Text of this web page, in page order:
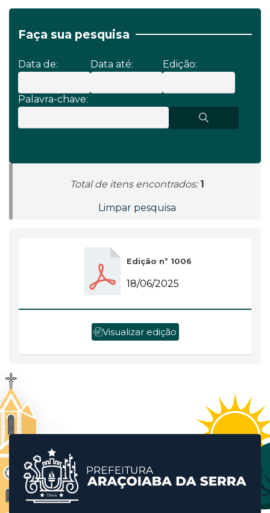
Faça sua pesquisa
Data de: Data até: Edição:
Palavra-chave:
Total de itens encontrados: 1
Limpar pesquisa
Edição nº 1006
18/06/2025
Visualizar edição